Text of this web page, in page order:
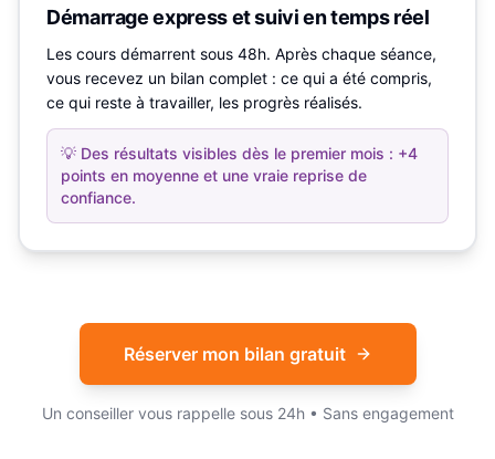
Démarrage express et suivi en temps réel
Les cours démarrent sous 48h. Après chaque séance,
vous recevez un bilan complet : ce qui a été compris,
ce qui reste à travailler, les progrès réalisés.
💡 Des résultats visibles dès le premier mois : +4
points en moyenne et une vraie reprise de
confiance.
Réserver mon bilan gratuit
Un conseiller vous rappelle sous 24h • Sans engagement